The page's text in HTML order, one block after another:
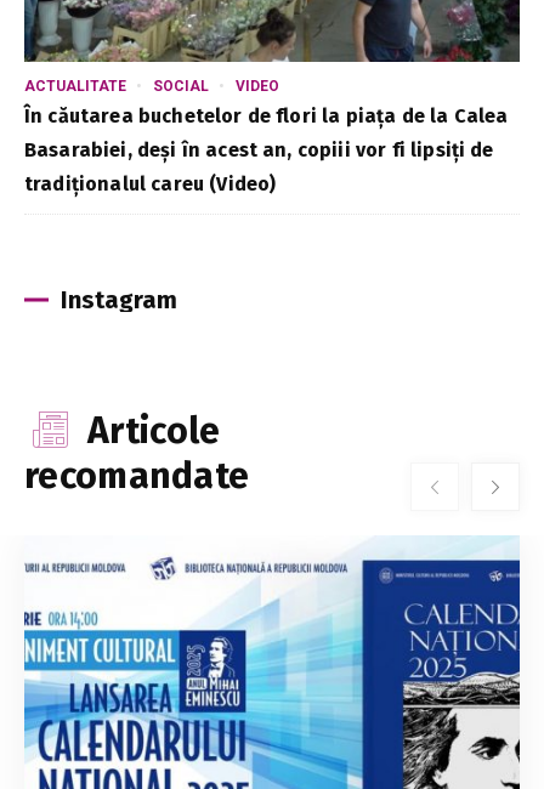
ACTUALITATE SOCIAL VIDEO
În căutarea buchetelor de flori la piața de la Calea
Basarabiei, deși în acest an, copiii vor fi lipsiți de
tradiționalul careu (Video)
Instagram
Articole
recomandate